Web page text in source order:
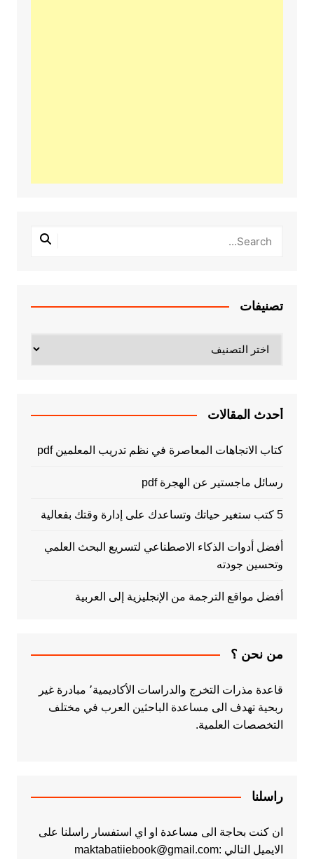
تصنيفات
أحدث المقالات
كتاب الاتجاهات المعاصرة في نظم تدريب المعلمين pdf
رسائل ماجستير عن الهجرة pdf
5 كتب ستغير حياتك وتساعدك على إدارة وقتك بفعالية
أفضل أدوات الذكاء الاصطناعي لتسريع البحث العلمي
وتحسين جودته
أفضل مواقع الترجمة من الإنجليزية إلى العربية
من نحن ؟
قاعدة مذرات التخرج والدراسات الأكاديمية٬ مبادرة غير
ربحية تهدف الى مساعدة الباحثين العرب في مختلف
التخصصات العلمية.
راسلنا
ان كنت بحاجة الى مساعدة او اي استفسار راسلنا على
الايميل التالي :maktabatiiebook@gmail.com